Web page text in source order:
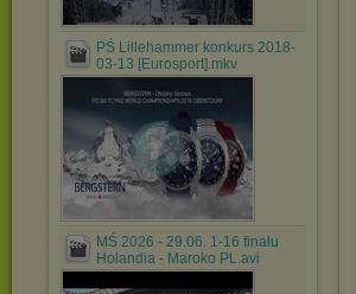
PŚ Lillehammer konkurs 2018-
03-13 [Eurosport].mkv
MŚ 2026 - 29.06. 1-16 finału
Holandia - Maroko PL.avi